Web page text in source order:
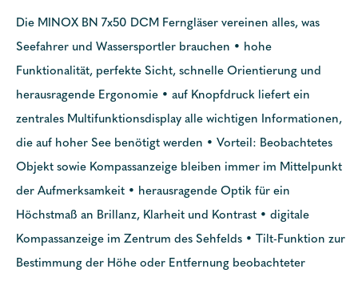
Die MINOX BN 7x50 DCM Ferngläser vereinen alles, was
Seefahrer und Wassersportler brauchen • hohe
Funktionalität, perfekte Sicht, schnelle Orientierung und
herausragende Ergonomie • auf Knopfdruck liefert ein
zentrales Multifunktionsdisplay alle wichtigen Informationen,
die auf hoher See benötigt werden • Vorteil: Beobachtetes
Objekt sowie Kompassanzeige bleiben immer im Mittelpunkt
der Aufmerksamkeit • herausragende Optik für ein
Höchstmaß an Brillanz, Klarheit und Kontrast • digitale
Kompassanzeige im Zentrum des Sehfelds • Tilt-Funktion zur
Bestimmung der Höhe oder Entfernung beobachteter